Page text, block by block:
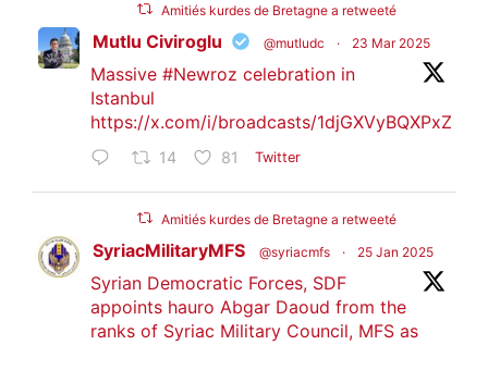
Amitiés kurdes de Bretagne a retweeté
Mutlu Civiroglu @mutludc · 23 Mar 2025
Massive #Newroz celebration in
Istanbul
https://x.com/i/broadcasts/1djGXVyBQXPxZ
14 81 Twitter
Amitiés kurdes de Bretagne a retweeté
SyriacMilitaryMFS @syriacmfs · 25 Jan 2025
Syrian Democratic Forces, SDF
appoints hauro Abgar Daoud from the
ranks of Syriac Military Council, MFS as